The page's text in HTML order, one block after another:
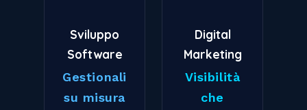
Sviluppo
Software
Gestionali
su misura
Digital
Marketing
Visibilità
che